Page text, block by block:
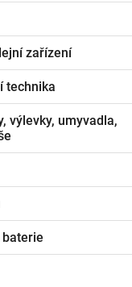
zařízení
technika
výlevky, umyvadla,